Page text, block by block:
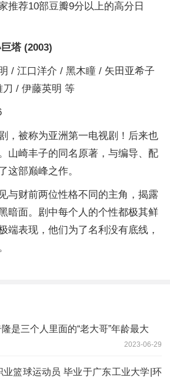
推荐10部豆瓣9分以上的高分日
塔 (2003)
/ 江口洋介 / 黑木瞳 / 矢田亚希子
/ 伊藤英明 等
，被称为亚洲第一电视剧！后来也
山崎丰子的同名原著，与编导、配
这部巅峰之作。
与财前两位性格不同的主角，揭露
暗面。剧中每个人的个性都极其鲜
端表现，他们为了名利没有底线，
是三个人里面的“老大哥”年龄最大
2023-06-29
篮球运动员 毕业于广东工业大学|环